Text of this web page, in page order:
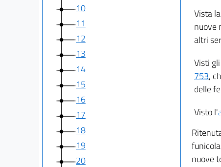
10
11
12
13
14
15
16
17
18
19
20
Vista la
nuove
altri
Visti gli
753,
delle
Visto l'
nuove